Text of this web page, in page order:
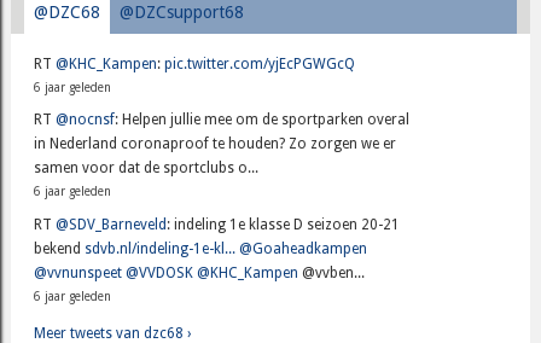
@DZC68 @DZCsupport68
RT@KHC_Kampen:pic.twitter.com/yjEcPGWGcQ
6 jaar geleden
RT@nocnsf: Helpen jullie mee om de sportparken overal
in Nederland coronaproof te houden? Zo zorgen we er
samen voor dat de sportclubs o...
6 jaar geleden
RT@SDV_Barneveld : indeling 1e klasse D seizoen 20-21
bekend sdvb.nl/indeling-1e-kl... @Goaheadkampen
@vvnunspeet @VVDOSK @KHC_Kampen @vvben...
6 jaar geleden
Meer tweets van dzc68 ›